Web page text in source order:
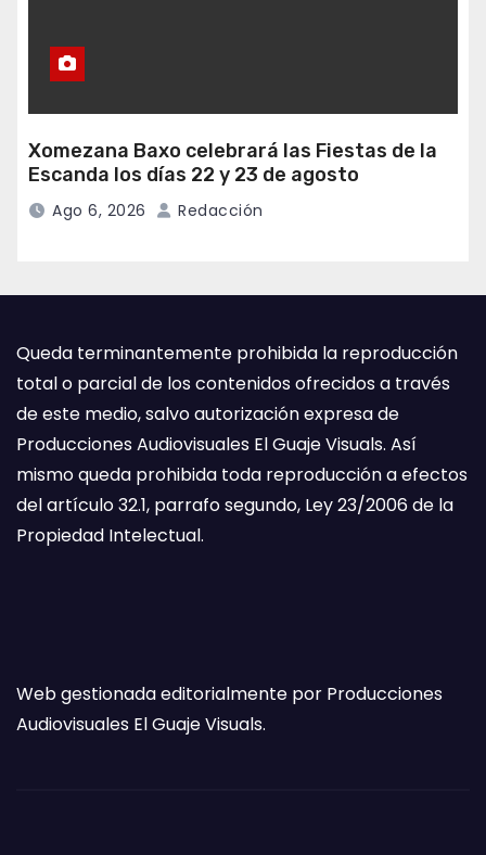
Xomezana Baxo celebrará las Fiestas de la
Escanda los días 22 y 23 de agosto
Ago 6, 2026 Redacción
Queda terminantemente prohibida la reproducción
total o parcial de los contenidos ofrecidos a través
de este medio, salvo autorización expresa de
Producciones Audiovisuales El Guaje Visuals. Así
mismo queda prohibida toda reproducción a efectos
del artículo 32.1, parrafo segundo, Ley 23/2006 de la
Propiedad Intelectual.
Web gestionada editorialmente por Producciones
Audiovisuales El Guaje Visuals.